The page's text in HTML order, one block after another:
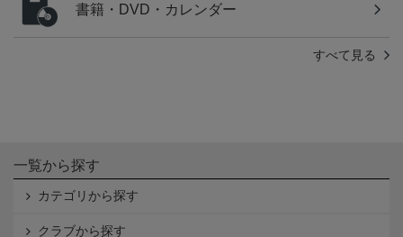
書籍・DVD・カレンダー
すべて見る
一覧から探す
カテゴリから探す
クラブから探す